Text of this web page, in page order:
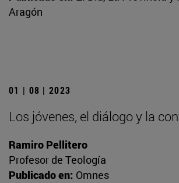
Aragón
01 | 08 | 2023
Los jóvenes, el diálogo y la
Ramiro Pellitero
Profesor de Teología
Publicado en: Omnes